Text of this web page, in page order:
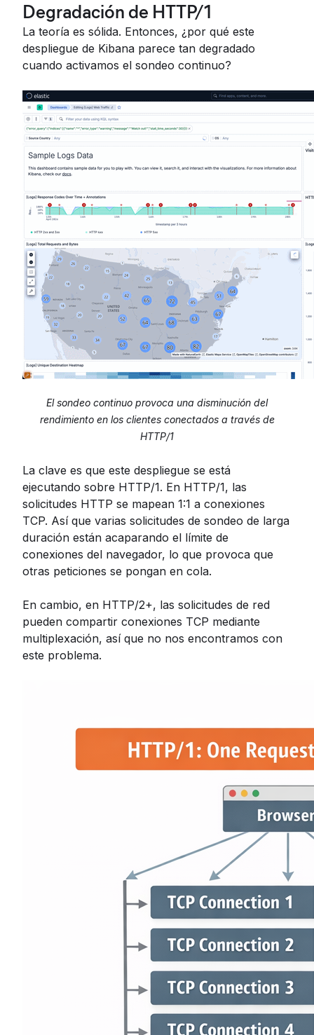
Degradación de HTTP/1
La teoría es sólida. Entonces, ¿por qué este
despliegue de Kibana parece tan degradado
cuando activamos el sondeo continuo?
El sondeo continuo provoca una disminución del
rendimiento en los clientes conectados a través de
HTTP/1
La clave es que este despliegue se está
ejecutando sobre HTTP/1. En HTTP/1, las
solicitudes HTTP se mapean 1:1 a conexiones
TCP. Así que varias solicitudes de sondeo de larga
duración están acaparando el límite de
conexiones del navegador, lo que provoca que
otras peticiones se pongan en cola.
En cambio, en HTTP/2+, las solicitudes de red
pueden compartir conexiones TCP mediante
multiplexación, así que no nos encontramos con
este problema.